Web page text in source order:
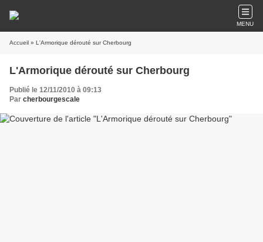
MENU
Accueil » L'Armorique dérouté sur Cherbourg
L'Armorique dérouté sur Cherbourg
Publié le 12/11/2010 à 09:13
Par cherbourgescale